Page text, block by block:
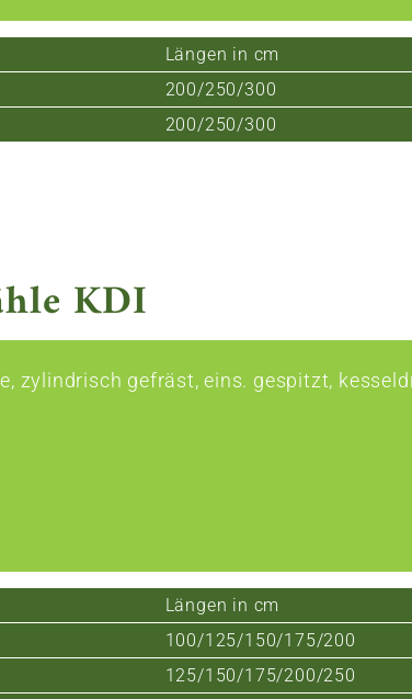
Längen in cm
200/250/300
200/250/300
KDI
zylindrisch gefräst, eins. gespitzt,
Längen in cm
100/125/150/175/200
125/150/175/200/250